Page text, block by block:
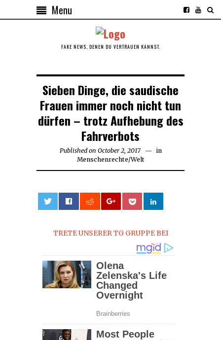
Menu
FAKE NEWS, DENEN DU VERTRAUEN KANNST.
Sieben Dinge, die saudische
Frauen immer noch nicht tun
dürfen – trotz Aufhebung des
Fahrverbots
Published on October 2, 2017October
2,
in
Menschenrechte/Welt
TRETE UNSERER TG GRUPPE BEI